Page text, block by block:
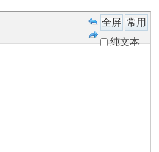
全屏 常用
纯文本